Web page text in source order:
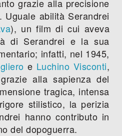
grazie alla precisione
abilità Serandrei
), un film di cui aveva
di Serandrei e la sua
infatti, nel 1945,
e Luchino Visconti,
alla sapienza del
tragica, intensa
stilistico, la perizia
hanno contributo in
del dopoguerra.